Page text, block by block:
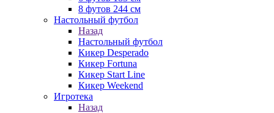
8 футов 244 см
Настольный футбол
Назад
Настольный футбол
Кикер Desperado
Кикер Fortuna
Кикер Start Line
Кикер Weekend
Игротека
Назад